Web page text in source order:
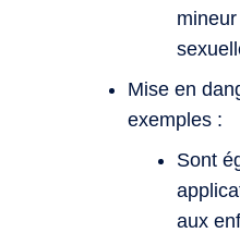
Mise en
exemples :
Sont
aux